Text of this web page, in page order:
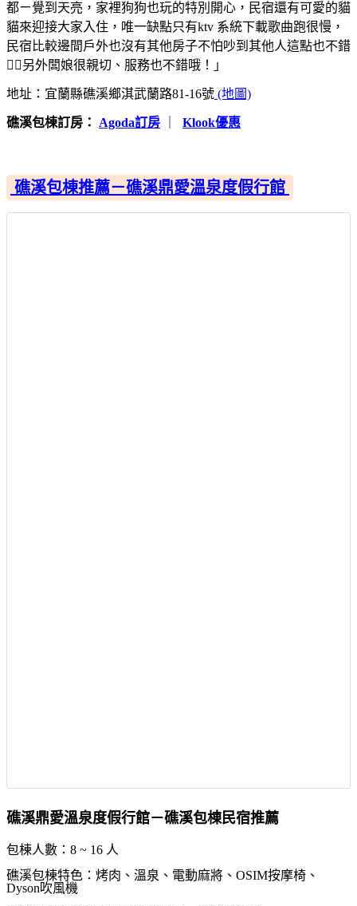
都ㄧ覺到天亮，家裡狗狗也玩的特別開心，民宿還有可愛的貓
貓來迎接大家入住，唯一缺點只有ktv 系統下載歌曲跑很慢，
民宿比較邊間戶外也沒有其他房子不怕吵到其他人這點也不錯
👍🏻另外闆娘很親切、服務也不錯哦！」
地址：宜蘭縣礁溪鄉淇武蘭路81-16號 (地圖)
礁溪包棟訂房： Agoda訂房 Klook優惠
礁溪包棟推薦－礁溪鼎愛溫泉度假行館
礁溪鼎愛溫泉度假行館－礁溪包棟民宿推薦
包棟人數：8 ~ 16 人
礁溪包棟特色：烤肉、溫泉、電動麻將、OSIM按摩椅、
Dyson吹風機